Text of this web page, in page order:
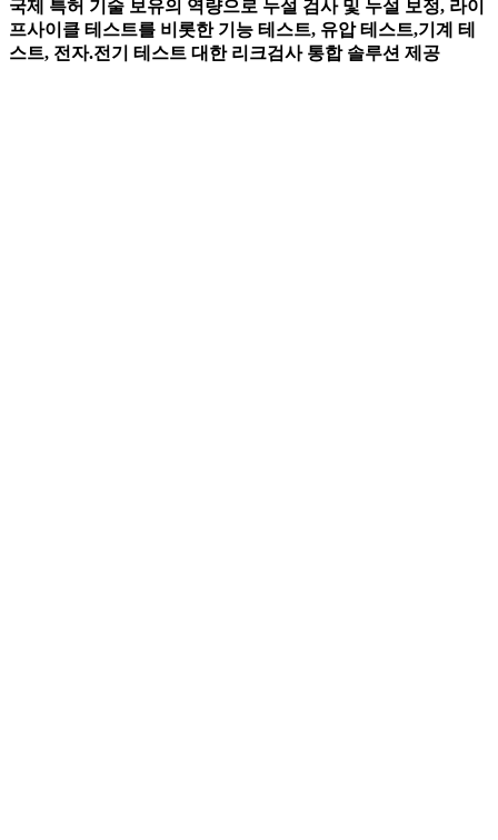
국제 특허 기술 보유의 역량으로 누설 검사 및 누설 보정, 라이
프사이클 테스트를 비롯한 기능 테스트, 유압 테스트,기계 테
스트, 전자.전기 테스트 대한 리크검사 통합 솔루션 제공